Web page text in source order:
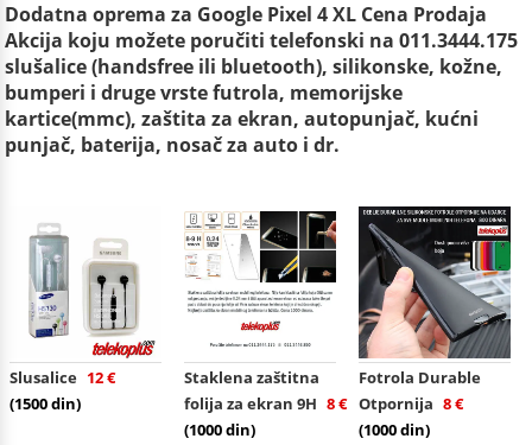
Dodatna oprema za Google Pixel 4 XL Cena Prodaja
Akcija koju možete poručiti telefonski na 011.3444.175
slušalice (handsfree ili bluetooth), silikonske, kožne,
bumperi i druge vrste futrola, memorijske
kartice(mmc), zaštita za ekran, autopunjač, kućni
punjač, baterija, nosač za auto i dr.
Slusalice 12 €
(1500 din)
Staklena zaštitna
folija za ekran 9H 8 €
(1000 din)
Fotrola Durable
Otpornija 8 €
(1000 din)